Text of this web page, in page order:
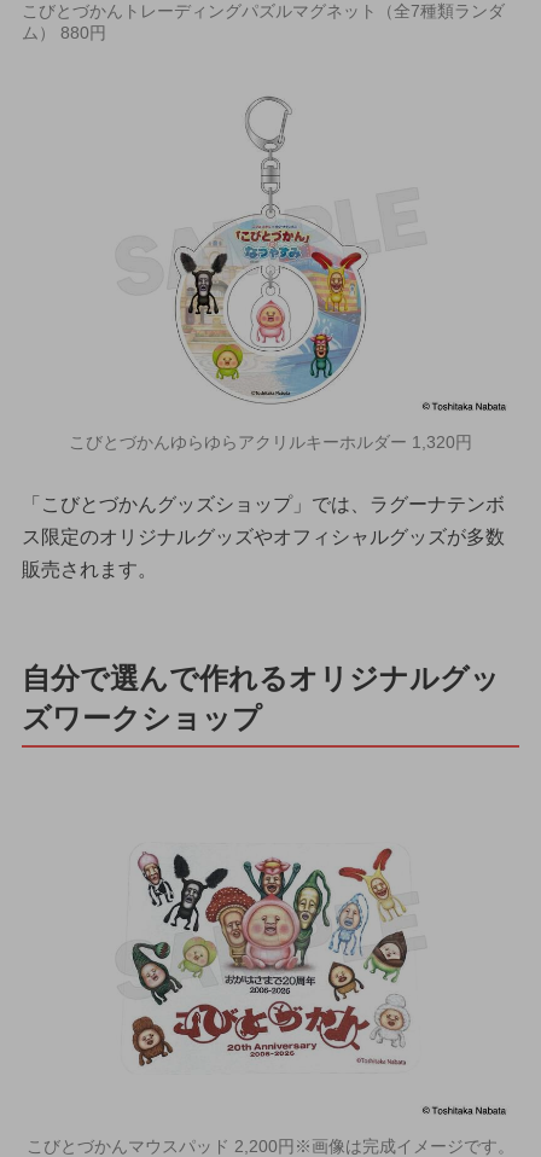
こびとづかんトレーディングパズルマグネット（全7種類ランダ
ム） 880円
こびとづかんゆらゆらアクリルキーホルダー 1,320円
「こびとづかんグッズショップ」では、ラグーナテンボ
ス限定のオリジナルグッズやオフィシャルグッズが多数
販売されます。
自分で選んで作れるオリジナルグッ
ズワークショップ
こびとづかんマウスパッド 2,200円※画像は完成イメージです。